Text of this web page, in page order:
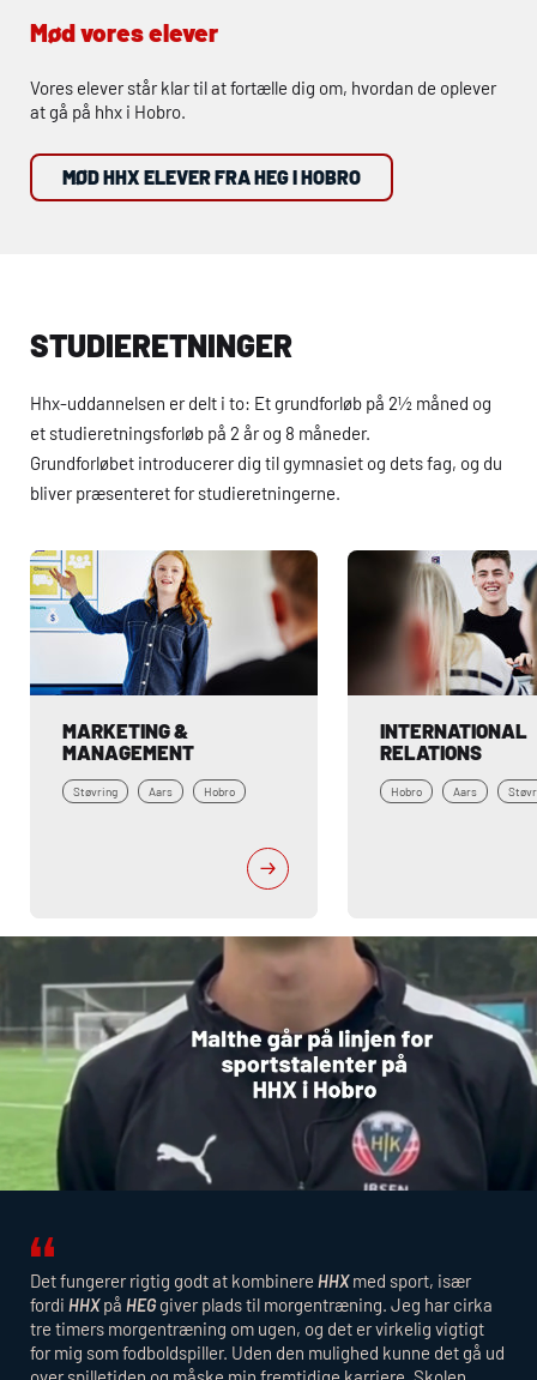
Mød vores elever
Vores elever står klar til at fortælle dig om, hvordan de oplever
at gå på hhx i Hobro.
MØD HHX ELEVER FRA HEG I HOBRO
STUDIERETNINGER
Hhx-uddannelsen er delt i to: Et grundforløb på 2½ måned og
et studieretningsforløb på 2 år og 8 måneder.
Grundforløbet introducerer dig til gymnasiet og dets fag, og du
bliver præsenteret for studieretningerne.
MARKETING &
MANAGEMENT
Støvring Aars Hobro
INTERNATIONAL
RELATIONS
Hobro Aars
Det fungerer rigtig godt at kombinere HHXmed sport, især
fordi HHXpå HEG giver plads til morgentræning. Jeg har cirka
tre timers morgentræning om ugen, og det er virkelig vigtigt
for mig som fodboldspiller. Uden den mulighed kunne det gå ud